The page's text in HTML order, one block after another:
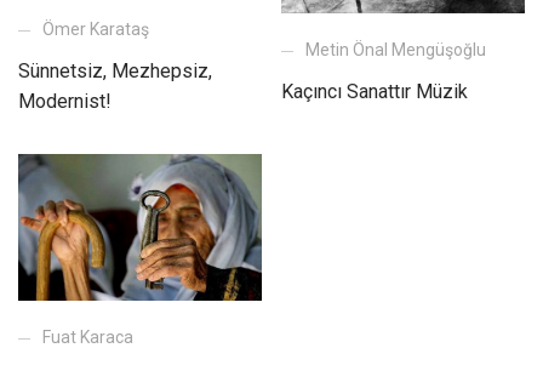
Ömer Karataş
Sünnetsiz, Mezhepsiz,
Modernist!
Metin Önal Mengüşoğlu
Kaçıncı Sanattır Müzik
Fuat Karaca